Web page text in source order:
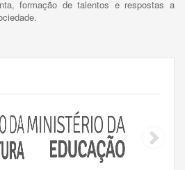
formação de talentos e respostas a